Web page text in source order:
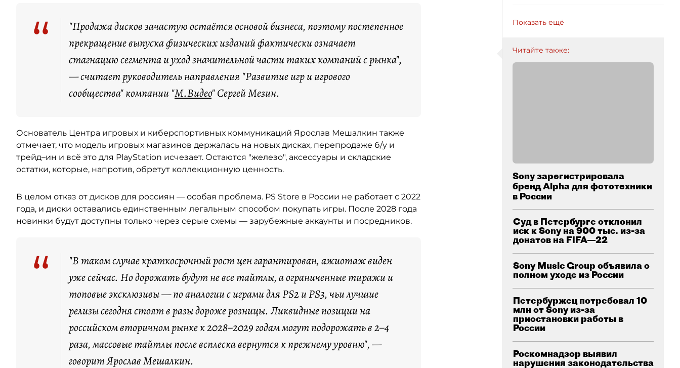
“
"Продажа дисков зачастую остаётся основой бизнеса, поэтому постепенное
прекращение выпуска физических изданий фактически означает
стагнацию сегмента и уход значительной части таких компаний с рынка",
— считает руководитель направления "Развитие игр и игрового
сообщества" компании "М.Видео" Сергей Мезин.
Основатель Центра игровых и киберспортивных коммуникаций Ярослав Мешалкин также
отмечает, что модель игровых магазинов держалась на новых дисках, перепродаже б/у и
трейд–ин и всё это для PlayStation исчезает. Остаются "железо", аксессуары и складские
остатки, которые, напротив, обретут коллекционную ценность.
В целом отказ от дисков для россиян — особая проблема. PS Store в России не работает с 2022
года, и диски оставались единственным легальным способом покупать игры. После 2028 года
новинки будут доступны только через серые схемы — зарубежные аккаунты и посредников.
“
"В таком случае краткосрочный рост цен гарантирован, ажиотаж виден
уже сейчас. Но дорожать будут не все тайтлы, а ограниченные тиражи и
топовые эксклюзивы — по аналогии с играми для PS2 и PS3, чьи лучшие
релизы сегодня стоят в разы дороже розницы. Ликвидные позиции на
российском вторичном рынке к 2028–2029 годам могут подорожать в 2–4
раза, массовые тайтлы после всплеска вернутся к прежнему уровню", —
говорит Ярослав Мешалкин.
Показать ещё
Читайте также:
Sony зарегистрировала
бренд Alpha для фототехники
в России
Суд в Петербурге отклонил
иск к Sony на 900 тыс. из-за
донатов на FIFA—22
Sony Music Group объявила о
полном уходе из России
Петербуржец потребовал 10
млн от Sony из-за
приостановки работы в
России
Роскомнадзор выявил
нарушения законодательства